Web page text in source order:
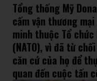
Tổng thống Mỹ
cấm vận thương
minh thuộc Tổ chức
(NATO), vì đã từ
căn cứ của họ để
quan đến cuộc tấn